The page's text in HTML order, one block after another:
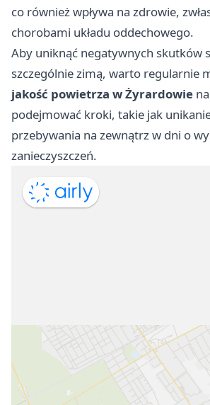
co również wpływa na zdrowie,
chorobami układu oddechowego.
Aby uniknąć negatywnych skutków
szczególnie zimą, warto regularnie
jakość powietrza w Żyrardowie
podejmować kroki, takie jak
przebywania na zewnątrz w dni o
zanieczyszczeń.